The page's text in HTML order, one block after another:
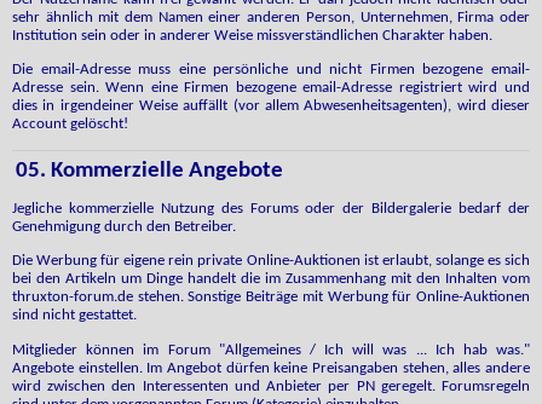
sehr ähnlich mit dem Namen einer anderen Person, Unternehmen, Firma oder
Institution sein oder in anderer Weise missverständlichen Charakter haben.
Die email-Adresse muss eine persönliche und nicht Firmen bezogene email-
Adresse sein. Wenn eine Firmen bezogene email-Adresse registriert wird und
dies in irgendeiner Weise auffällt (vor allem Abwesenheitsagenten), wird dieser
Account gelöscht!
05. Kommerzielle Angebote
Jegliche kommerzielle Nutzung des Forums oder der Bildergalerie bedarf der
Genehmigung durch den Betreiber.
Die Werbung für eigene rein private Online-Auktionen ist erlaubt, solange es sich
bei den Artikeln um Dinge handelt die im Zusammenhang mit den Inhalten vom
thruxton-forum.de stehen. Sonstige Beiträge mit Werbung für Online-Auktionen
sind nicht gestattet.
Mitglieder können im Forum "Allgemeines / Ich will was ... Ich hab was."
Angebote einstellen. Im Angebot dürfen keine Preisangaben stehen, alles andere
wird zwischen den Interessenten und Anbieter per PN geregelt. Forumsregeln